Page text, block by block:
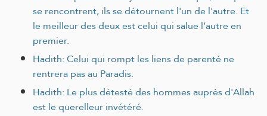
se rencontrent, ils se détournent l'un de l'autre. Et
le meilleur des deux est celui qui salue l’autre en
premier.
Hadith: Celui qui rompt les liens de parenté ne
rentrera pas au Paradis.
Hadith: Le plus détesté des hommes auprès d'Allah
est le querelleur invétéré.